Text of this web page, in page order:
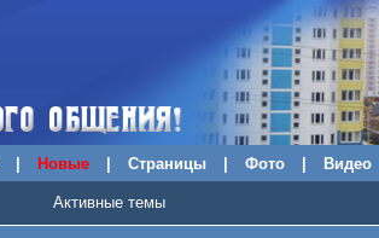
Новые Страницы Фото Видео
Активные темы